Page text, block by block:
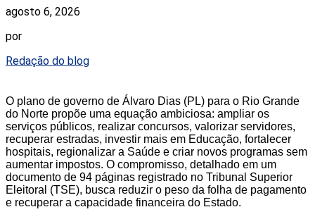
agosto 6, 2026
por
Redação do blog
O plano de governo de Álvaro Dias (PL) para o Rio Grande
do Norte propõe uma equação ambiciosa: ampliar os
serviços públicos, realizar concursos, valorizar servidores,
recuperar estradas, investir mais em Educação, fortalecer
hospitais, regionalizar a Saúde e criar novos programas sem
aumentar impostos. O compromisso, detalhado em um
documento de 94 páginas registrado no Tribunal Superior
Eleitoral (TSE), busca reduzir o peso da folha de pagamento
e recuperar a capacidade financeira do Estado.